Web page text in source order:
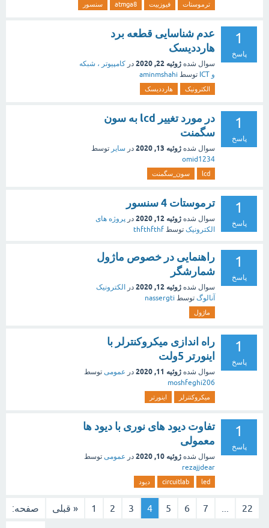
ترموستات فیوزبیت atmga8 سنسور
1
پاسخ
عدم شناسایی قطعه برد
هارددیسک
سوال شده ژوئیه 22, 2020 در کامپیوتر ، شبکه
و ICT
توسط aminmshahi
الکترونیک هارددیسک
1
پاسخ
در مورد تغییر lcd به سون
سگمنت
سوال شده ژوئیه 13, 2020 در سایر توسط
omid1234
lcd سون_سگمنت
1
پاسخ
ترموستات 4 سنسور
سوال شده ژوئیه 12, 2020 در پروژه های
الکترونیک توسط thfthfthf
1
پاسخ
راهنمایی در خصوص ماژول
شمارشگر
سوال شده ژوئیه 12, 2020 در
الکترونیک
آنالوگ توسط nassergti
ماژول
1
پاسخ
راه اندازی میکروکنترلر با
اینورتر 5ولت
سوال شده ژوئیه 11, 2020 در عمومی توسط
moshfeghi206
میکروکنترلر اینورتر
1
پاسخ
تفاوت دیود های نوری با دیود ها
معمولی
سوال شده ژوئیه 10, 2020 در عمومی توسط
rezajjdear
led
circuitlab دیود
صفحه: « قبلی 1 2 3 4 5 6 7 22